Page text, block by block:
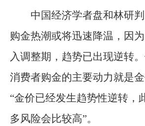
中国经济学者盘和林研
购金热潮或将迅速降温，因
入调整期，趋势已出现逆转
消费者购金的主要动力就是
“金价已经发生趋势性逆转，
多风险会比较高”。